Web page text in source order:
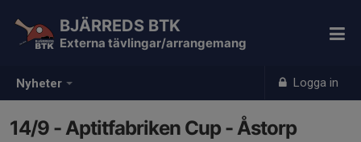
Nyheter Logga in
BJÄRREDS BTK
Externa tävlingar/arrangemang
14/9 - Aptitfabriken Cup - Åstorp